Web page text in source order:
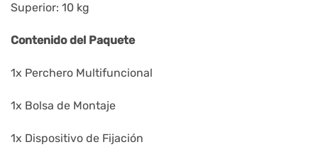
Superior: 10 kg
Contenido del Paquete
1x Perchero Multifuncional
1x Bolsa de Montaje
1x Dispositivo de Fijación